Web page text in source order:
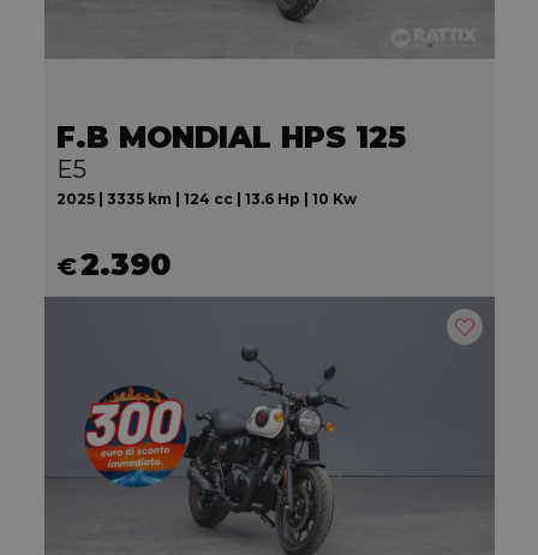
F.B MONDIAL HPS 125
E5
2025 | 3335 km | 124 cc | 13.6 Hp | 10 Kw
€2.390